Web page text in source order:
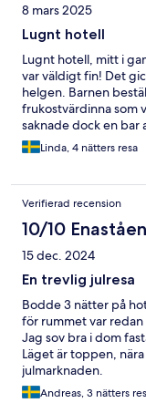
8 mars 2025
Lugnt hotell
Lugnt hotell, mitt i
var väldigt fin! Det
helgen. Barnen
frukostvärdinna som
saknade dock en bar
Linda, 4 nätters resa
Verifierad recension
10/10
15 dec. 2024
En trevlig julresa
Bodde 3 nätter på
för rummet var
Jag sov bra i dom
Läget är toppen,
julmarknaden.
Andreas, 3 nätters